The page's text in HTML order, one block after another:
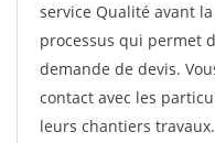
service Qualité avant
processus qui permet
demande de devis.
contact avec les
leurs chantiers travaux.